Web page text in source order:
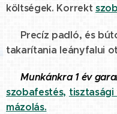
költségek. Korrekt
☑️ Precíz padló, és
takarítania leányfalui
☑️Munkánkra 1 év
szobafestés, tisztasági
mázolás.